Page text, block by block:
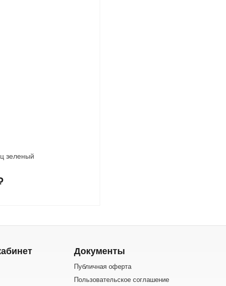
зеленый
Документы
Публичная оферта
Пользовательское соглашение